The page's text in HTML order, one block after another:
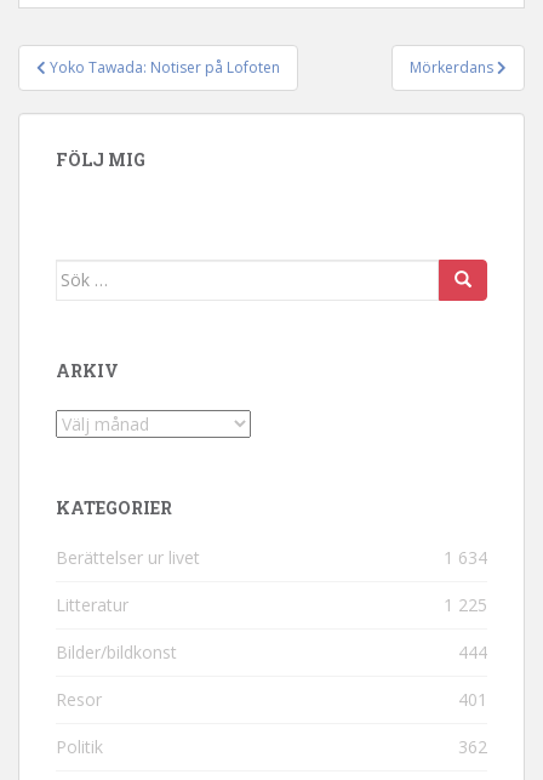
Inläggsnavigering
Yoko Tawada: Notiser på Lofoten Mörkerdans
FÖLJ MIG
Sök efter:
ARKIV
Arkiv
KATEGORIER
Berättelser ur livet 1 634
Litteratur 1 225
Bilder/bildkonst 444
Resor 401
Politik 362